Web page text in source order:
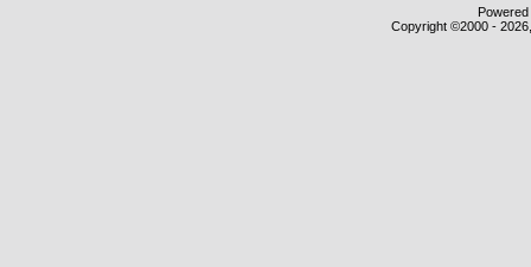
Copyright ©2000 -